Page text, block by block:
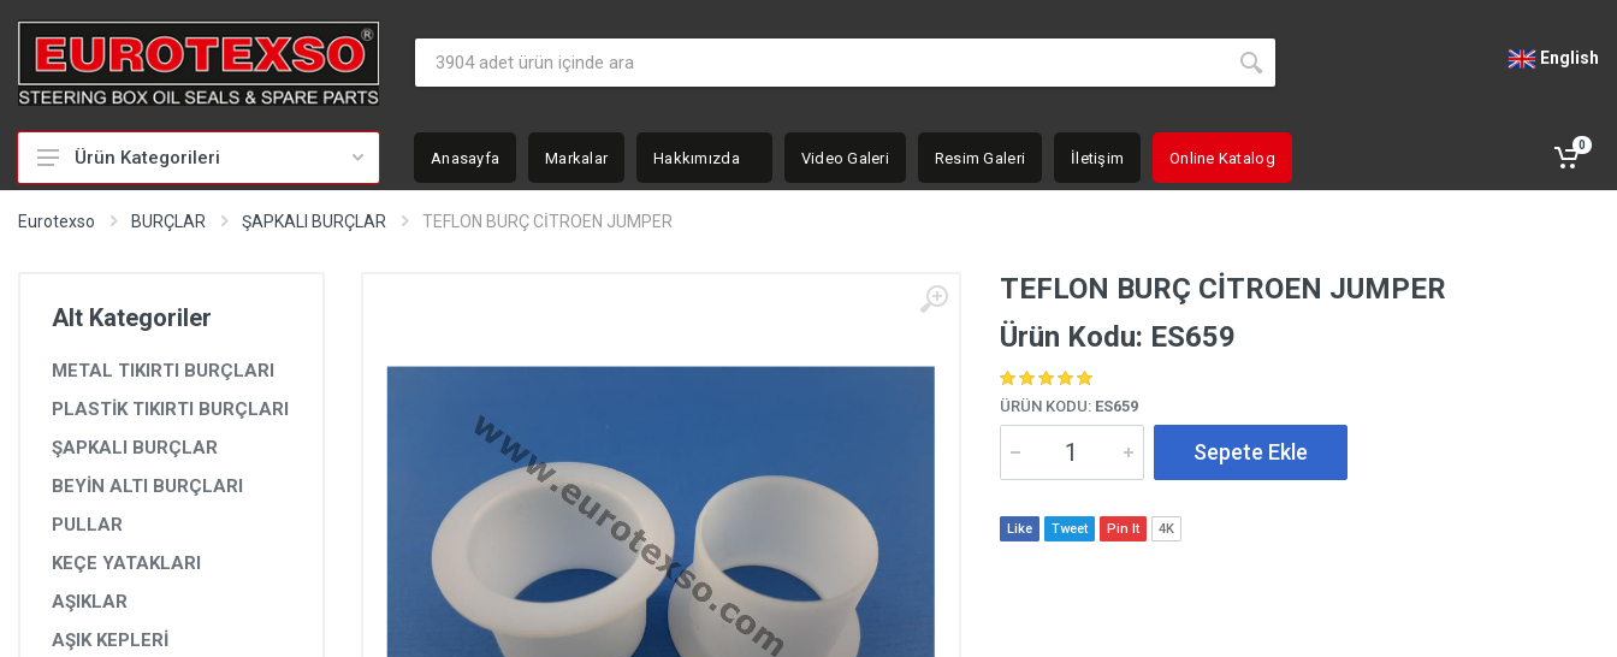
English
HİDROLİK DİREKSİYON TAMİR TAKIMLARI
POMPALAR
POMPA YEDEK PARÇALARI
DİĞER YEDEK PARÇALAR
EPS YEDEK PARÇALARI
RULMANLAR
Ürün Kategorileri Anasayfa Markalar Hakkımızda Video Galeri Resim Galeri İletişim Online Katalog
0
Eurotexso BURÇLAR ŞAPKALI BURÇLAR TEFLON BURÇ CİTROEN JUMPER
Alt Kategoriler
METAL TIKIRTI BURÇLARI
PLASTİK TIKIRTI BURÇLARI
ŞAPKALI BURÇLAR
BEYİN ALTI BURÇLARI
PULLAR
KEÇE YATAKLARI
AŞIKLAR
AŞIK KEPLERİ
TEFLON BURÇ CİTROEN JUMPER
Ürün Kodu: ES659
ÜRÜN KODU: ES659
Sepete Ekle
Like Tweet Pin It 4K